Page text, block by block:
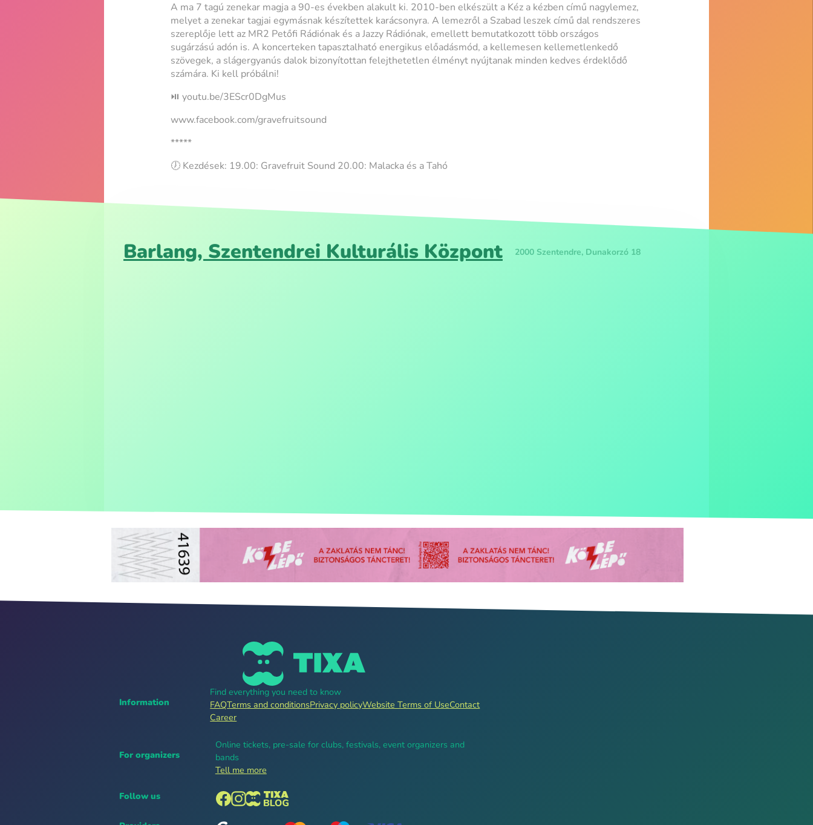
A ma 7 tagú zenekar magja a 90-es években alakult ki. 2010-ben elkészült a Kéz a kézben című nagylemez,
melyet a zenekar tagjai egymásnak készítettek karácsonyra. A lemezről a Szabad leszek című dal rendszeres
szereplője lett az MR2 Petőfi Rádiónak és a Jazzy Rádiónak, emellett bemutatkozott több országos
sugárzású adón is. A koncerteken tapasztalható energikus előadásmód, a kellemesen kellemetlenkedő
szövegek, a slágergyanús dalok bizonyítottan felejthetetlen élményt nyújtanak minden kedves érdeklődő
számára. Ki kell próbálni!
⏯️ youtu.be/3EScr0DgMus
www.facebook.com/gravefruitsound
*****
🕖 Kezdések: 19.00: Gravefruit Sound 20.00: Malacka és a Tahó
Barlang, Szentendrei Kulturális Központ 2000 Szentendre, Dunakorzó 18
Information
Find everything you need to know
FAQTerms and conditionsPrivacy policyWebsite Terms of UseContact
Career
For organizers
Online tickets, pre-sale for clubs, festivals, event organizers and
bands
Tell me more
Follow us